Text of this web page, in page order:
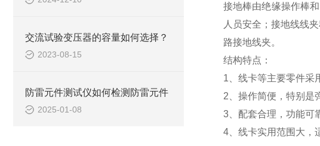
交流试验变压器的容量如何选择？
2023-08-15
防雷元件测试仪如何检测防雷元件
2025-01-08
接地棒由绝缘操作棒
人员安全；接地线线
路接地线夹。
结构特点：
1、线卡等主要零件采
2、操作简便，特别是
3、配套合理，功能可
4、线卡实用范围大，